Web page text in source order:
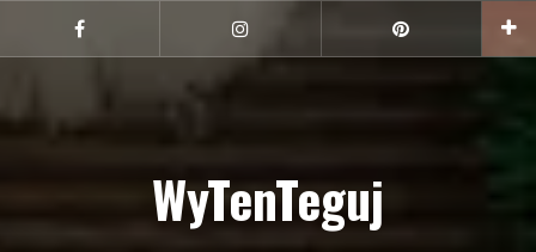
treści
Facebook Instagram
WyTenTeguj